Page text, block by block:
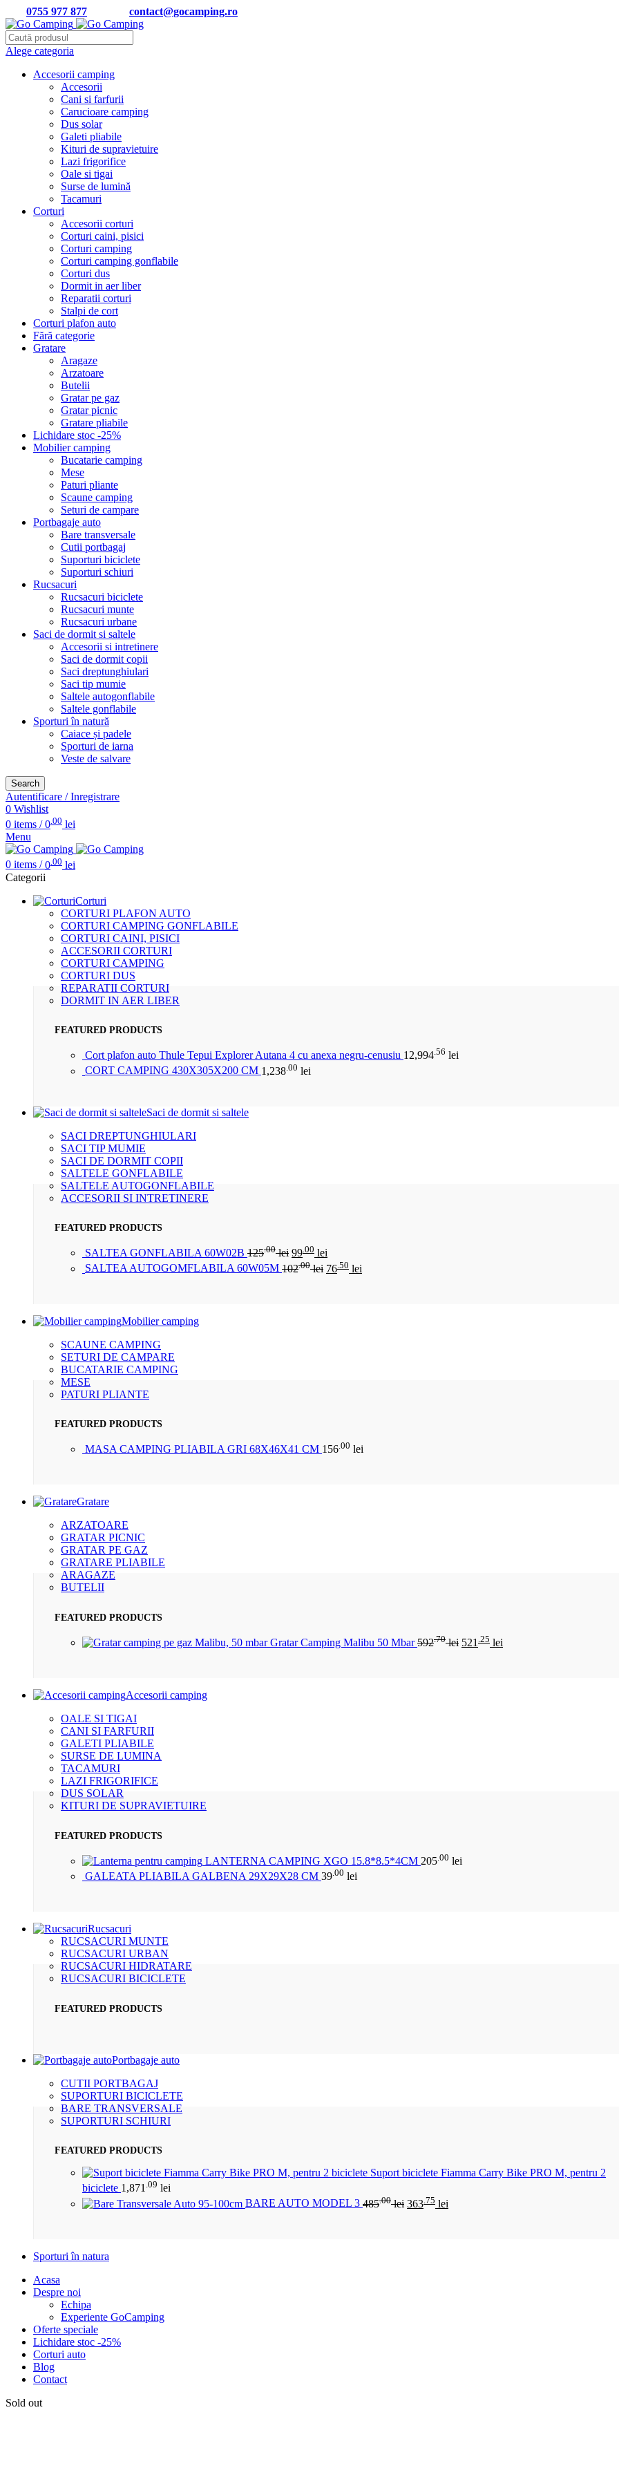
0755 977 877 contact@gocamping.ro
Alege categoria
Accesorii camping
Accesorii
Cani si farfurii
Carucioare camping
Dus solar
Galeti pliabile
Kituri de supravietuire
Lazi frigorifice
Oale si tigai
Surse de lumină
Tacamuri
Corturi
Accesorii corturi
Corturi caini, pisici
Corturi camping
Corturi camping gonflabile
Corturi dus
Dormit in aer liber
Reparatii corturi
Stalpi de cort
Corturi plafon auto
Fără categorie
Gratare
Aragaze
Arzatoare
Butelii
Gratar pe gaz
Gratar picnic
Gratare pliabile
Lichidare stoc -25%
Mobilier camping
Bucatarie camping
Mese
Paturi pliante
Scaune camping
Seturi de campare
Portbagaje auto
Bare transversale
Cutii portbagaj
Suporturi biciclete
Suporturi schiuri
Rucsacuri
Rucsacuri biciclete
Rucsacuri munte
Rucsacuri urbane
Saci de dormit si saltele
Accesorii si intretinere
Saci de dormit copii
Saci dreptunghiulari
Saci tip mumie
Saltele autogonflabile
Saltele gonflabile
Sporturi în natură
Caiace și padele
Sporturi de iarna
Veste de salvare
Search
Autentificare / Inregistrare
0 Wishlist
0 items / 0.00 lei
Menu
0 items / 0 .00 lei
Categorii
Corturi
CORTURI PLAFON AUTO
CORTURI CAMPING GONFLABILE
CORTURI CAINI, PISICI
ACCESORII CORTURI
CORTURI CAMPING
CORTURI DUS
REPARATII CORTURI
DORMIT IN AER LIBER
FEATURED PRODUCTS
Cort plafon auto Thule Tepui Explorer Autana 4 cu anexa negru-cenusiu 12,994.56 lei
CORT CAMPING 430X305X200 CM 1,238 .00 lei
Saci de dormit si saltele
SACI DREPTUNGHIULARI
SACI TIP MUMIE
SACI DE DORMIT COPII
SALTELE GONFLABILE
SALTELE AUTOGONFLABILE
ACCESORII SI INTRETINERE
FEATURED PRODUCTS
SALTEA GONFLABILA 60W02B 125.00 lei 99.00 lei
SALTEA AUTOGOMFLABILA 60W05M 102.00 lei 76 .50 lei
Mobilier camping
SCAUNE CAMPING
SETURI DE CAMPARE
BUCATARIE CAMPING
MESE
PATURI PLIANTE
FEATURED PRODUCTS
MASA CAMPING PLIABILA GRI 68X46X41 CM 156.00 lei
Gratare
ARZATOARE
GRATAR PICNIC
GRATAR PE GAZ
GRATARE PLIABILE
ARAGAZE
BUTELII
FEATURED PRODUCTS
Gratar Camping Malibu 50 Mbar592.70 lei 521 .25 lei
Accesorii camping
OALE SI TIGAI
CANI SI FARFURII
GALETI PLIABILE
SURSE DE LUMINA
TACAMURI
LAZI FRIGORIFICE
DUS SOLAR
KITURI DE SUPRAVIETUIRE
FEATURED PRODUCTS
LANTERNA CAMPING XGO 15.8*8.5*4CM 205 .00 lei
GALEATA PLIABILA GALBENA 29X29X28 CM 39 .00 lei
Rucsacuri
RUCSACURI MUNTE
RUCSACURI URBAN
RUCSACURI HIDRATARE
RUCSACURI BICICLETE
FEATURED PRODUCTS
Portbagaje auto
CUTII PORTBAGAJ
SUPORTURI BICICLETE
BARE TRANSVERSALE
SUPORTURI SCHIURI
FEATURED PRODUCTS
Suport biciclete Fiamma Carry Bike PRO M, pentru 2
biciclete 1,871 .09 lei
BARE AUTO MODEL 3 485.00 lei 363 .75 lei
Sporturi în natura
Acasa
Despre noi
Echipa
Experiente GoCamping
Oferte speciale
Lichidare stoc -25%
Corturi auto
Blog
Contact
Sold out